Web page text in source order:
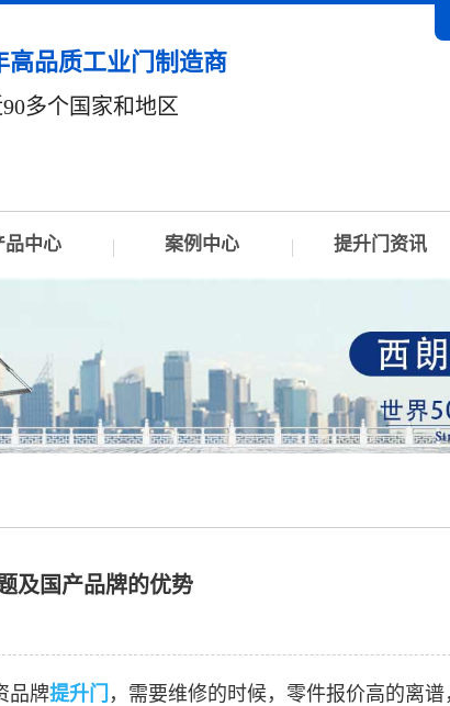
高品质工业门制造商
多个国家和地区
品中心 案例中心 提升门资讯
及国产品牌的优势
品牌提升门 ，需要维修的时候，零件报价高的离谱